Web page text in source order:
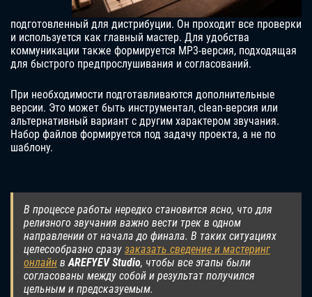
подготовленный для дистрибуции. Он проходит все проверки
и используется как главный мастер. Для удобства
коммуникации также формируется MP3-версия, подходящая
для быстрого предпрослушивания и согласований.
При необходимости подготавливаются дополнительные
версии. Это может быть инструментал, clean-версия или
альтернативный вариант с другим характером звучания.
Набор файлов формируется под задачу проекта, а не по
шаблону.
В процессе работы нередко становится ясно, что для
релизного звучания важно вести трек в одном
направлении от начала до финала. В таких ситуациях
целесообразно сразу заказать сведение и мастеринг
онлайн вAREFYEV Studio, чтобы все этапы были
согласованы между собой и результат получился
цельным и предсказуемым.